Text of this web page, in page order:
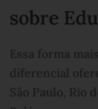
sobre
Essa forma
diferencial
São Paulo, Rio